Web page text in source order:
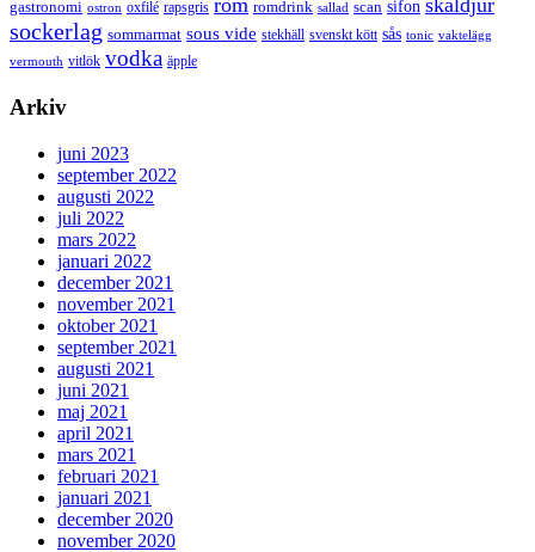
gastronomi ostron oxfilé rapsgris rom romdrink sallad scan sifon skaldjur
sockerlag sommarmat sous vide stekhäll svenskt kött sås tonic vaktelägg
vermouth vitlök vodka äpple
Arkiv
juni 2023
september 2022
augusti 2022
juli 2022
mars 2022
januari 2022
december 2021
november 2021
oktober 2021
september 2021
augusti 2021
juni 2021
maj 2021
april 2021
mars 2021
februari 2021
januari 2021
december 2020
november 2020